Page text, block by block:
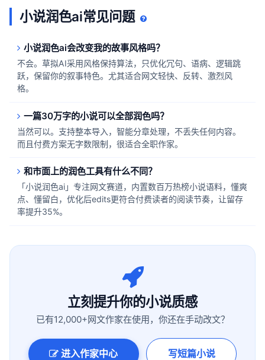
小说润色ai常见问题
小说润色ai会改变我的故事风格吗？
不会。草拟AI采用风格保持算法，只优化冗句、语病、逻辑跳
跃，保留你的叙事特色。尤其适合网文轻快、反转、激烈风
格。
一篇30万字的小说可以全部润色吗？
当然可以。支持整本导入，智能分章处理，不丢失任何内容。
而且付费方案无字数限制，很适合全职作家。
和市面上的润色工具有什么不同？
「小说润色ai」专注网文赛道，内置数百万热榜小说语料，懂爽
点、懂留白，优化后edits更符合付费读者的阅读节奏，让留存
率提升35%。
立刻提升你的小说质感
已有12,000+网文作家在使用，你还在手动改文？
进入作家中心 写短篇小说